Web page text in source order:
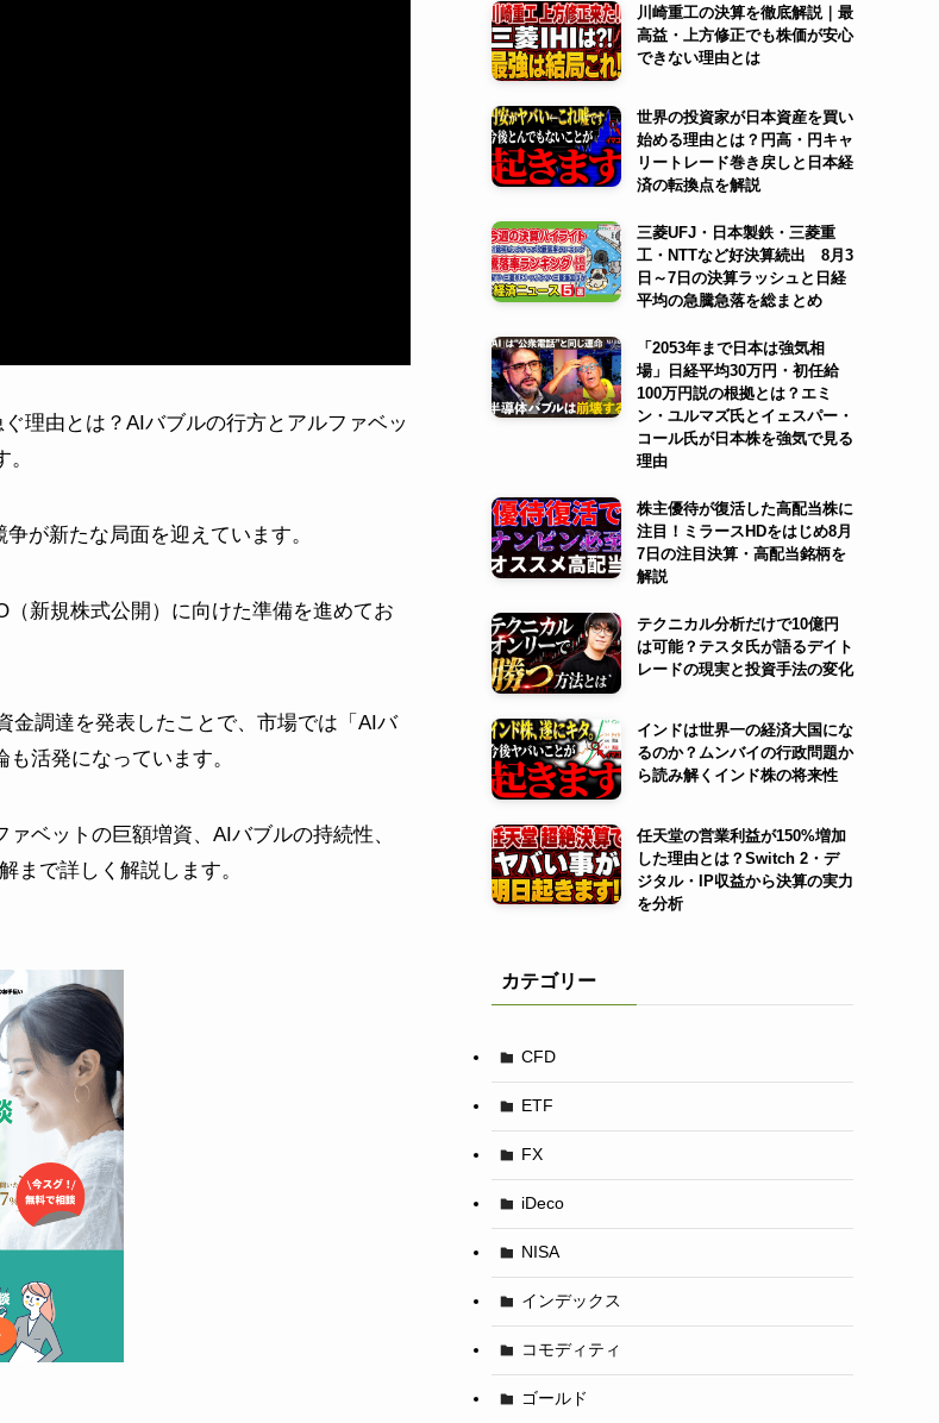
理由とは？AIバブルの行方とアルファベッ
が新たな局面を迎えています。
新規株式公開）に向けた準備を進めてお
金調達を発表したことで、市場では「AIバ
活発になっています。
ベットの巨額増資、AIバブルの持続性、
まで詳しく解説します。
川崎重工の決算を徹底解説｜最
高益・上方修正でも株価が安心
できない理由とは
世界の投資家が日本資産を買い
始める理由とは？円高・円キャ
リートレード巻き戻しと日本経
済の転換点を解説
三菱UFJ・日本製鉄・三菱重
工・NTTなど好決算続出 8月3
日～7日の決算ラッシュと日経
平均の急騰急落を総まとめ
「2053年まで日本は強気相
場」日経平均30万円・初任給
100万円説の根拠とは？エミ
ン・ユルマズ氏とイェスパー・
コール氏が日本株を強気で見る
理由
株主優待が復活した高配当株に
注目！ミラースHDをはじめ8月
7日の注目決算・高配当銘柄を
解説
テクニカル分析だけで10億円
は可能？テスタ氏が語るデイト
レードの現実と投資手法の変化
インドは世界一の経済大国にな
るのか？ムンバイの行政問題か
ら読み解くインド株の将来性
任天堂の営業利益が150%増加
した理由とは？Switch 2・デ
ジタル・IP収益から決算の実力
を分析
カテゴリー
CFD
ETF
FX
iDeco
NISA
インデックス
コモディティ
ゴールド